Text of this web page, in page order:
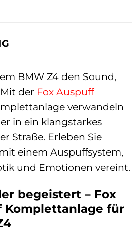
BMW Z4 den Sound,
der Fox Auspuff
verwandeln
in ein klangstarkes
Straße. Erleben Sie
einem Auspuffsystem,
und Emotionen vereint.
begeistert – Fox
Komplettanlage für